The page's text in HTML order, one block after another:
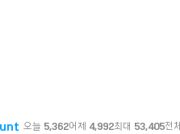
오늘 5,362어제 4,992최대 53,405전체